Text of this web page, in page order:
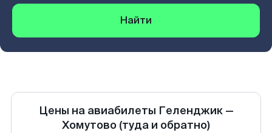
Найти
Цены на авиабилеты Геленджик—
Хомутово (туда и обратно)